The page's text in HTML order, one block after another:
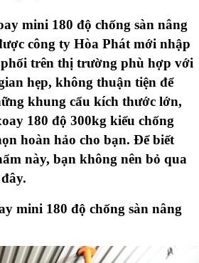
mini 180 độ chống sàn nâng
công ty Hòa Phát mới nhập
trên thị trường phù hợp với
hẹp, không thuận tiện để
khung cẩu kích thước lớn,
180 độ 300kg kiểu chống
hoàn hảo cho bạn. Để biết
này, bạn không nên bỏ qua
mini 180 độ chống sàn nâng